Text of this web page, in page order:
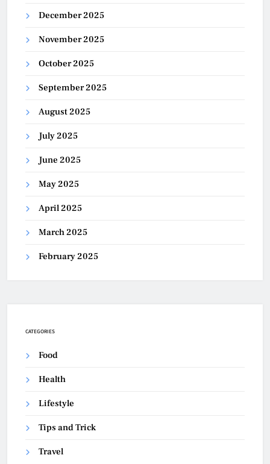
December 2025
November 2025
October 2025
September 2025
August 2025
July 2025
June 2025
May 2025
April 2025
March 2025
February 2025
CATEGORIES
Food
Health
Lifestyle
Tips and Trick
Travel